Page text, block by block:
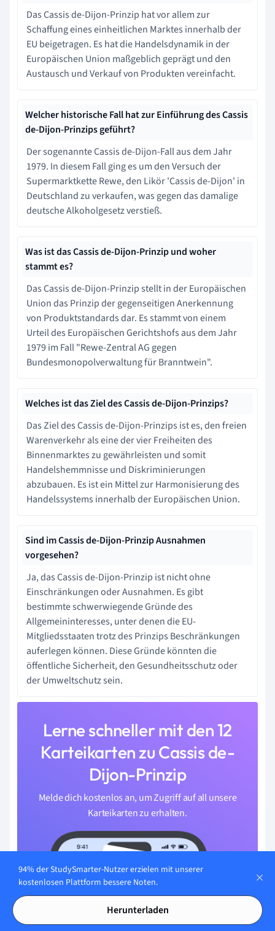
Das Cassis de-Dijon-Prinzip hat vor allem zur
Schaffung eines einheitlichen Marktes innerhalb der
EU beigetragen. Es hat die Handelsdynamik in der
Europäischen Union maßgeblich geprägt und den
Austausch und Verkauf von Produkten vereinfacht.
Welcher historische Fall hat zur Einführung des Cassis
de-Dijon-Prinzips geführt?
Der sogenannte Cassis de-Dijon-Fall aus dem Jahr
1979. In diesem Fall ging es um den Versuch der
Supermarktkette Rewe, den Likör 'Cassis de-Dijon' in
Deutschland zu verkaufen, was gegen das damalige
deutsche Alkoholgesetz verstieß.
Was ist das Cassis de-Dijon-Prinzip und woher
stammt es?
Das Cassis de-Dijon-Prinzip stellt in der Europäischen
Union das Prinzip der gegenseitigen Anerkennung
von Produktstandards dar. Es stammt von einem
Urteil des Europäischen Gerichtshofs aus dem Jahr
1979 im Fall "Rewe-Zentral AG gegen
Bundesmonopolverwaltung für Branntwein".
Welches ist das Ziel des Cassis de-Dijon-Prinzips?
Das Ziel des Cassis de-Dijon-Prinzips ist es, den freien
Warenverkehr als eine der vier Freiheiten des
Binnenmarktes zu gewährleisten und somit
Handelshemmnisse und Diskriminierungen
abzubauen. Es ist ein Mittel zur Harmonisierung des
Handelssystems innerhalb der Europäischen Union.
Sind im Cassis de-Dijon-Prinzip Ausnahmen
vorgesehen?
Ja, das Cassis de-Dijon-Prinzip ist nicht ohne
Einschränkungen oder Ausnahmen. Es gibt
bestimmte schwerwiegende Gründe des
Allgemeininteresses, unter denen die EU-
Mitgliedsstaaten trotz des Prinzips Beschränkungen
auferlegen können. Diese Gründe könnten die
öffentliche Sicherheit, den Gesundheitsschutz oder
der Umweltschutz sein.
Lerne schneller mit den 12
Karteikarten zu Cassis de-
Dijon-Prinzip
Melde dich kostenlos an, um Zugriff auf all unsere
Karteikarten zu erhalten.
94% der StudySmarter-Nutzer erzielen mit unserer
kostenlosen Plattform bessere Noten.
Herunterladen